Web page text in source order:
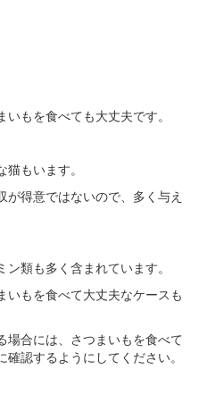
もを食べても大丈夫です。
もいます。
が得意ではないので、多く与え
類も多く含まれています。
いもを食べて大丈夫なケースも
場合には、さつまいもを食べて
認するようにしてください。